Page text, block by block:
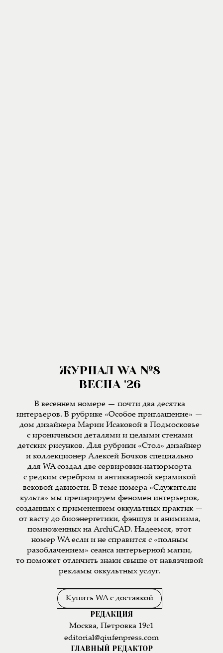
ЖУРНАЛ WA №8
ВЕСНА '26
В весеннем номере — почти два десятка
интерьеров. В рубрике «Особое приглашение» —
дом дизайнера Марии Исаковой в Подмосковье
с ироничными деталями и целыми стенами
детских рисунков. Для рубрики «Стол» дизайнер
и коллекционер Алексей Бочков специально
для WA создал две сервировки-натюрморта
с редким серебром и антикварной керамикой
вековой давности. В теме номера «Служители
культа» мы препарируем феномен интерьеров,
созданных с применением оккультных практик —
от васту до биоэнергетики, фэншуя и анимизма,
помноженных на ArchiCAD. Надеемся, этот
номер WA если и не справится с «полным
разоблачением» сеанса интерьерной магии,
то поможет отличить знаки свыше от навязчивой
рекламы оккультных услуг.
Купить WA с доставкой
РЕДАКЦИЯ
Москва, Петровка 19с1
editorial@qiufenpress.com
ГЛАВНЫЙ РЕДАКТОР